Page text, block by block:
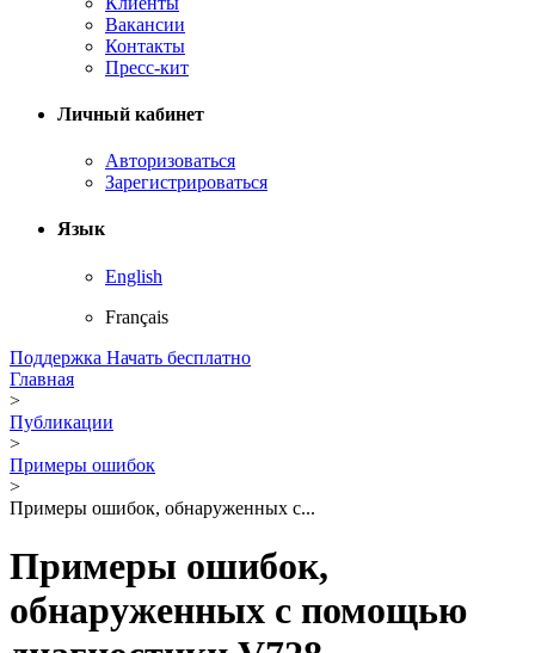
Вакансии
Контакты
Пресс-кит
Личный кабинет
Авторизоваться
Зарегистрироваться
Язык
English
Français
Поддержка Начать бесплатно
Главная
>
Публикации
>
Примеры ошибок
>
Примеры ошибок, обнаруженных с...
Примеры ошибок,
обнаруженных с помощью